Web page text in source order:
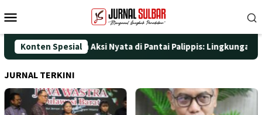
ke
Mobile
Konten Spesial
ke-25 dengan Aksi Nyata di Pantai Palippis: Lingkungan dan
JURNAL TERKINI